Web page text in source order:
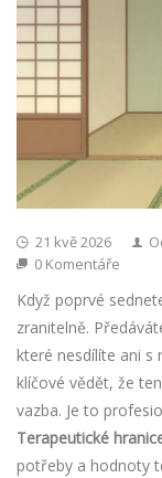
21 kvě 2026
0 Komentáře
Když poprvé
zranitelně.
které nesdílíte ani s
klíčové vědět, že
vazba. Je to
Terapeutické
potřeby a hodnoty